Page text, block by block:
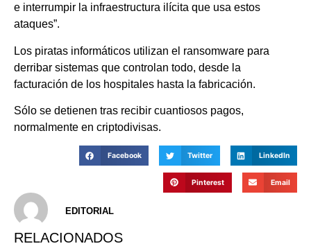
e interrumpir la infraestructura ilícita que usa estos
ataques”.
Los piratas informáticos utilizan el ransomware para
derribar sistemas que controlan todo, desde la
facturación de los hospitales hasta la fabricación.
Sólo se detienen tras recibir cuantiosos pagos,
normalmente en criptodivisas.
Facebook Twitter LinkedIn
Pinterest Email
EDITORIAL
RELACIONADOS